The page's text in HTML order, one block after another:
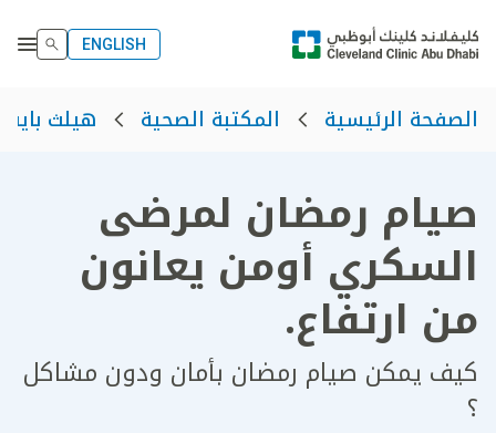
ENGLISH
الصفحة الرئيسية المكتبة الصحية هيلث بايت
صيام رمضان لمرضى
السكري أومن يعانون
من ارتفاع.
كيف يمكن صيام رمضان بأمان ودون مشاكل
؟